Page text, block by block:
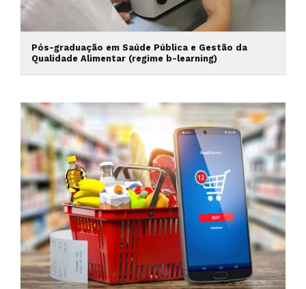
Pós-graduação em Saúde Pública e Gestão da
Qualidade Alimentar (regime b-learning)